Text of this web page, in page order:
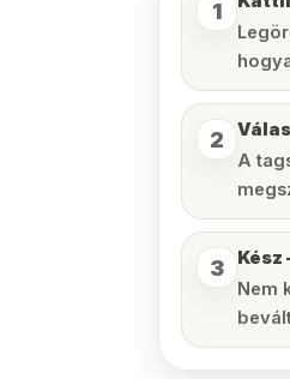
1
2
A
3
Nem